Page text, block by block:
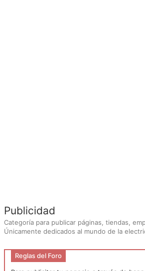
Publicidad
Categoría para publicar páginas, tiendas,
Únicamente dedicados al mundo de la
Reglas del Foro